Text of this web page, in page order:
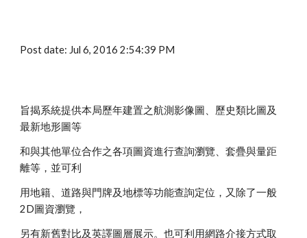
Post date: Jul 6, 2016 2:54:39 PM
旨揭系統提供本局歷年建置之航測影像圖、歷史類比圖及
最新地形圖等
和與其他單位合作之各項圖資進行查詢瀏覽、套疊與量距
離等，並可利
用地籍、道路與門牌及地標等功能查詢定位，又除了一般
2D圖資瀏覽，
另有新舊對比及英譯圖層展示。也可利用網路介接方式取